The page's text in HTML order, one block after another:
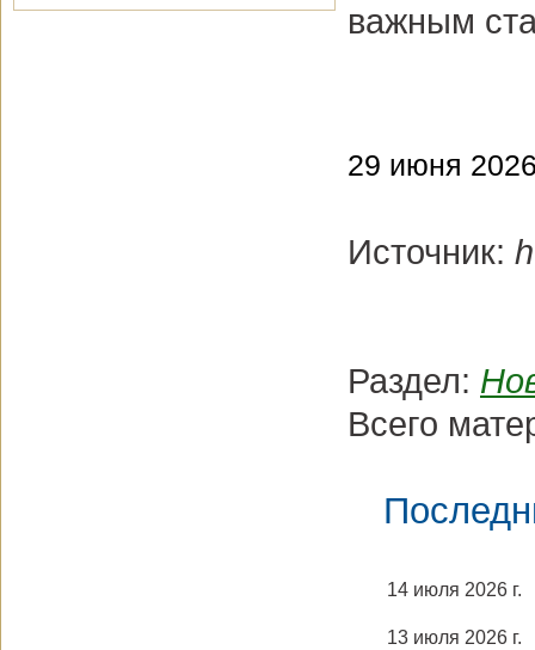
важным
29 июня 2026
Источник:
Раздел:
Всего
14 июля 2026 г.
13 июля 2026 г.